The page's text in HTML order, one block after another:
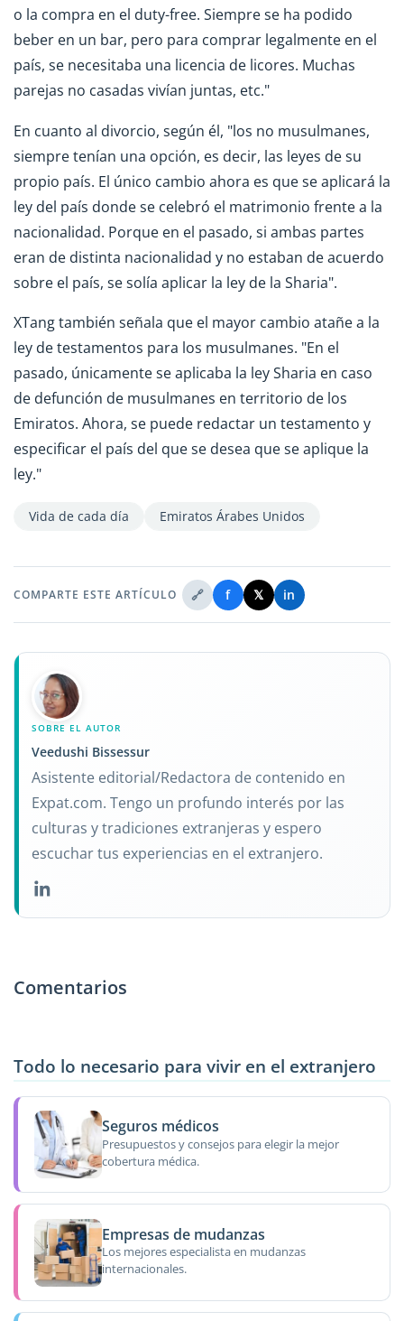
o la compra en el duty-free. Siempre se ha podido
beber en un bar, pero para comprar legalmente en el
país, se necesitaba una licencia de licores. Muchas
parejas no casadas vivían juntas, etc."
En cuanto al divorcio, según él, "los no musulmanes,
siempre tenían una opción, es decir, las leyes de su
propio país. El único cambio ahora es que se aplicará la
ley del país donde se celebró el matrimonio frente a la
nacionalidad. Porque en el pasado, si ambas partes
eran de distinta nacionalidad y no estaban de acuerdo
sobre el país, se solía aplicar la ley de la Sharia".
XTang también señala que el mayor cambio atañe a la
ley de testamentos para los musulmanes. "En el
pasado, únicamente se aplicaba la ley Sharia en caso
de defunción de musulmanes en territorio de los
Emiratos. Ahora, se puede redactar un testamento y
especificar el país del que se desea que se aplique la
ley."
Vida de cada día Emiratos Árabes Unidos
COMPARTE ESTE ARTÍCULO 🔗 f 𝕏 in
SOBRE EL AUTOR
Veedushi Bissessur
Asistente editorial/Redactora de contenido en
Expat.com. Tengo un profundo interés por las
culturas y tradiciones extranjeras y espero
escuchar tus experiencias en el extranjero.
Comentarios
Todo lo necesario para vivir en el extranjero
Seguros médicos
Presupuestos y consejos para elegir la mejor
cobertura médica.
Empresas de mudanzas
Los mejores especialista en mudanzas
internacionales.